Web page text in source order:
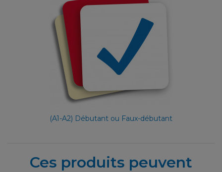
(A1-A2) Débutant ou Faux-débutant
Ces produits peuvent